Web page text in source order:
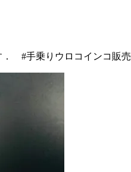
． #手乗りウロコインコ